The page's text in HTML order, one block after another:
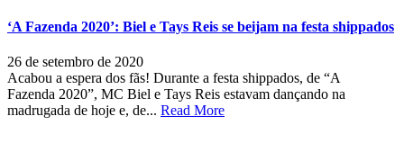
‘A Fazenda 2020’: Biel e Tays Reis se beijam na festa shippados
26 de setembro de 2020
Acabou a espera dos fãs! Durante a festa shippados, de “A
Fazenda 2020”, MC Biel e Tays Reis estavam dançando na
madrugada de hoje e, de... Read More